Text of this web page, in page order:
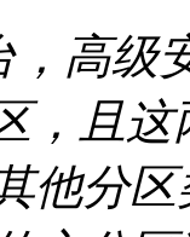
高级
，且
他分